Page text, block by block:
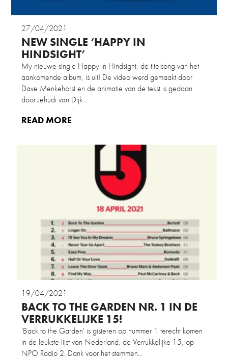
27/04/2021
NEW SINGLE ‘HAPPY IN
HINDSIGHT’
My nieuwe single Happy in Hindsight, de titelsong van het
aankomende album, is uit! De video werd gemaakt door
Dave Menkehorst en de animatie van de tekst is gedaan
door Jehudi van Dijk....
READ MORE
19/04/2021
BACK TO THE GARDEN NR. 1 IN DE
VERRUKKELIJKE 15!
'Back to the Garden' is gisteren op nummer 1 terecht komen
in de leukste lijst van Nederland, de Verrukkelijke 15, op
NPO Radio 2. Dank voor het stemmen...